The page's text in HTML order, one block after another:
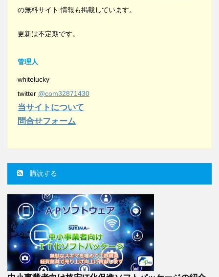
の無料サイト 情報も掲載しています。
更新は不定期です。
管理人
whitelucky
twitter @com32871430
当サイトについて
問合せフォーム
購読する